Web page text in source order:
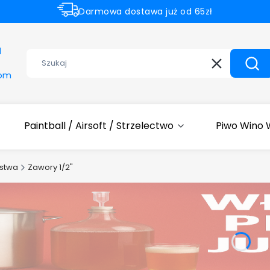
Darmowa dostawa już od 65zł
WyczyśćSzukaj
Paintball / Airsoft / Strzelectwo Piwo Wino
Zawory 1/2"